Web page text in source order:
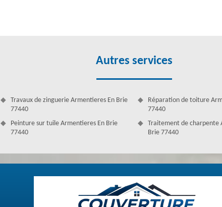
En Brie 77440
toit peuvent accélérer sa détérioration. Nous fournissons le nettoyage de
Le nettoyage toiture est vraiment important, car un toit sale n’est pas
jusqu’à sa destruction totale. Pour éviter certains dommages, pensez de
Autres services
Travaux de zinguerie Armentieres En Brie
77440
Peinture sur tuile Armentieres En Brie
77440
Réparation de toiture
77440
Traitement de charpente
Brie 77440